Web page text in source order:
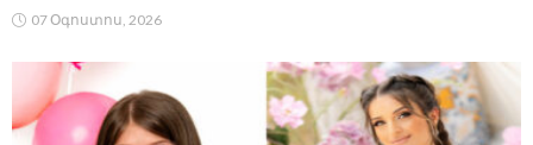
07 Օգոստոս, 2026